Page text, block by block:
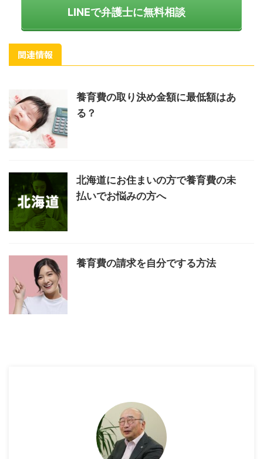
LINEで弁護士に無料相談
関連情報
養育費の取り決め金額に最低額はあ
る？
北海道にお住まいの方で養育費の未
払いでお悩みの方へ
養育費の請求を自分でする方法